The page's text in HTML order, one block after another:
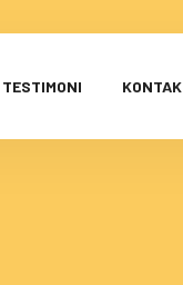
TESTIMONI KONTAK